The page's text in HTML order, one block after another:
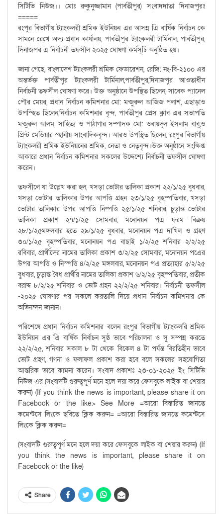
সিটিভি নিউজ।। মোঃ রুকুনুজ্জামান (পার্বতীপুর) সংবাদদাতা দিনাজপুরঃ
=====
রংপুর বিভাগীয় ট্যাংকলরী শ্রমিক ইউনিয়ন এর আসন্ন এি বার্ষিক নির্বাচন কে
সামনে রেখে অদ্য প্রধান কার্যালয়, পার্বতীপুর ট্যাংকলরী টার্মিনাল, পার্বতীপুর,
দিনাজপর এ নির্বাচনী তফসীল ২০২৫ ঘোষণা কর্মসূচি অনুষ্ঠিত হয়।
জানা গেছে, বাংলাদেশ ট্যাংকলরী শ্রমিক ফেডারেশন, রেজি: নং-বি-২১০০ এর
অন্তর্ভক্ত পার্বতীপুর ট্যাংকলরী টার্মিনাল,পার্বতীপুর,দিনাজপুর আওতাধীন
নির্বাচনী তফসীল ঘোষণা করে। উক্ত অনুষ্ঠানে উপস্থিত ছিলেন, সাবেক প্যানেল
পৌর মেয়র, প্রধান নির্বাচন কমিশনার মো: মন্জুরুল আজিজ পলাশ, এছাড়াও
উপস্হিত ছিলেন,নির্বাচন কমিশনার বৃন্দ, পার্বতীপুর প্রেস ক্লাব এর সভাপতি
মন্জুরুল আলম, সাহিত্য ও পাঠাগার সম্পাদক মো: ওবায়দুল ইসলাম বাবু,ও
প্রিন্ট মেডিয়ার স্হানীয় সাংবাদিকবৃন্দ। আরও উপস্থিত ছিলেন, রংপুর বিভাগীয়
ট্যাংকলরী শ্রমিক ইউনিয়নের শ্রমিক, নেতা ও নেতৃবৃন্দ।উক্ত অনুষ্ঠানে সংক্ষিপ্ত
আকারে প্রধান নির্বাচন কমিশনার সকলের উদ্দেশ্যে নির্বাচনী তফসীল ঘোষণা
করেন।
তফসীলে যা উল্লেখ করা হল, খসড়া ভোটার তালিকা প্রকাশ ২২/১/২৫ বুধবার,
খসড়া ভোটার তালিকার উপর আপত্তি গ্রহন ২৩/১/২৫ বৃহস্পতিবার, খসড়া
ভোটার তালিকার উপর আপত্তি নিষ্পত্তি ২৫/১/২৫ শনিবার, চুড়ান্ত ভোটার
তালিকা প্রকাশ ২৭/১/২৫ সোমবার, মনোনয়ন পএ ফরম বিক্রয়
২৮/১/২৫মঙ্গলবার হতে ২৯/১/২৫ বুধবার, মনোনয়ন পএ দাখিল ও গ্রহণ
৩০/১/২৫ বৃহস্পতিবার, মনোনয়ন পএ বাছাই ১/২/২৫ শনিবার ২/২/২৫
রবিবার, প্রার্থীদের নামের তালিকা প্রকাশ ৩/২/২৫ সোমবার, মনোনয়ন পএের
উপর আপত্তি ও নিস্পত্তি ৪/২/২৫ মঙ্গলবার, মনোনয়ন পএ প্রত্যাহার ৫/২/২৫
বুধবার, চুড়ান্ত বৈধ প্রার্থীর নামের তালিকা প্রকাশ ৬/২/২৫ বৃহস্পতিবার, প্রতীক
বরাদ্দ ৮/২/২৫ শনিবার ও ভোট গ্রহন ২২/২/২৫ শনিবার। নির্বাচনী তফসীল
-২০২৫ ঘোষণার পর সকলে করতালি দিয়ে প্রধান নির্বাচন কমিশনার কে
অভিনন্দন জানান।
পরিশেষে প্রধান নির্বাচন কমিশনার বলেন রংপুর বিভাগীয় ট্যাংকলরি শ্রমিক
ইউনিয়ন এর এি বার্ষিক নির্বাচন সুষ্ঠ ভাবে পরিচালনা ও সু সম্পন্ন করতে
২২/২/২৫, শনিবার সকাল ৮ টা থেকে বিকেল ৪ টা পর্যন্ত বিরতিহীন ভাবে
ভোট গ্রহণ, গণনা ও ফলাফল প্রকাশ করা হবে বলে সকলের সহযোগিতা
আন্তরিক ভাবে কামনা করেন। সংবাদ প্রকাশঃ ২৩-০১-২০২৫ ইং সিটিভি
নিউজ এর (সংবাদটি গুরুত্বপূর্ণ মনে হলে দয়া করে ফেসবুকে লাইক বা শেয়ার
করুন) (If you think the news is important, please share it on
Facebook or the like> See More =আরো বিস্তারিত জানতে
কমেন্টসে লিংকে ছবিতে ক্লিক করুন= =আরো বিস্তারিত জানতে কমেন্টসে
লিংকে ক্লিক করুন=
(সংবাদটি গুরুত্বপূর্ণ মনে হলে দয়া করে ফেসবুকে লাইক বা শেয়ার করুন) (If
you think the news is important, please share it on
Facebook or the like)
Share